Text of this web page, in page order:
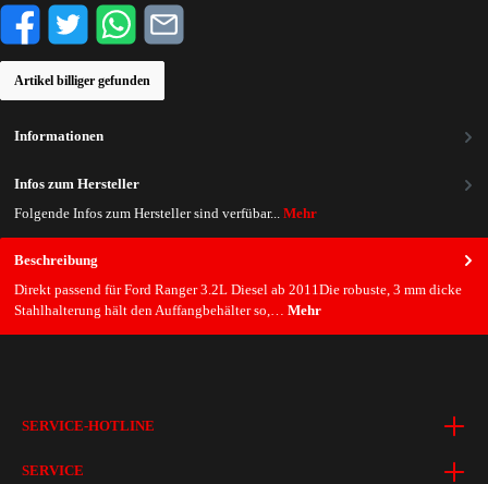
Artikel billiger gefunden
Beschreibung
Direkt passend für Ford Ranger 3.2L Diesel ab 2011Die robuste, 3 mm dicke
Stahlhalterung hält den Auffangbehälter so,… Mehr
Informationen
Infos zum Hersteller
Folgende Infos zum Hersteller sind verfübar... Mehr
SERVICE-HOTLINE
SERVICE